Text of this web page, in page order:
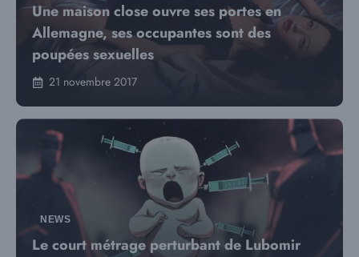
Une maison close ouvre ses portes en
Allemagne, ses occupantes sont des
poupées sexuelles
21 novembre 2017
NEWS
Le court métrage perturbant de Lubomir